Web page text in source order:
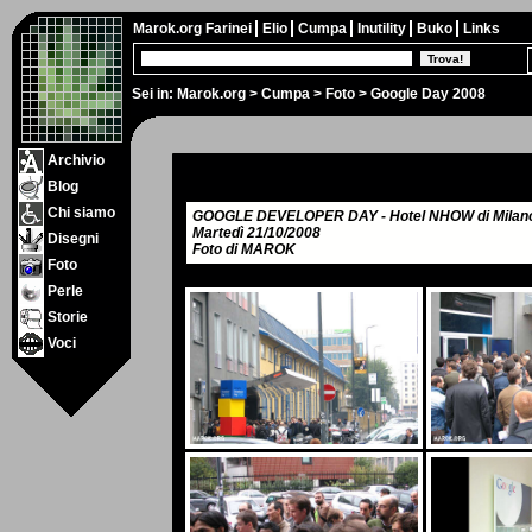
Sei in: Marok.org > Cumpa > Foto > Google Day 2008
Marok.org Farinei Elio Cumpa Inutility Buko Links
Archivio
Blog
Chi siamo
Disegni
Foto
Perle
Storie
Voci
GOOGLE DEVELOPER DAY - Hotel NHOW di
Martedì 21/10/2008
Foto di MAROK